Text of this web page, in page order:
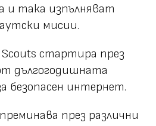
и така изпълняват
мисии.
стартира през
дългогодишната
безопасен интернет.
през различни